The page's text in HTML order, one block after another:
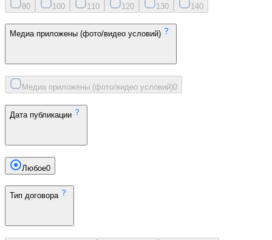
80 100 11 0 120 130 140
Медиа приложены (фото/видео условий)
Медиа приложены (фото/видео условий)0
Дата публикации
Любое0
Тип договора